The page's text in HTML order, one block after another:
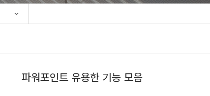
파워포인트 유용한 기능 모음